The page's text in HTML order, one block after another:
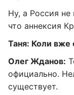
Ну, а Россия не
что аннексия
Таня: Коли вже
Олег Жданов:
официально.
существует.